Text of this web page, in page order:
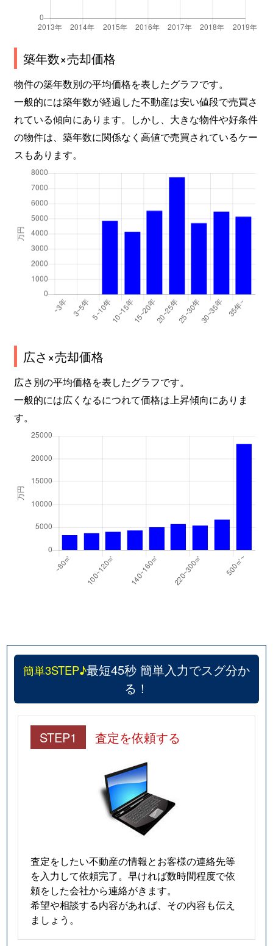
築年数×売却価格
物件の築年数別の平均価格を表したグラフです。
一般的には築年数が経過した不動産は安い値段で売買さ
れている傾向にあります。しかし、大きな物件や好条件
の物件は、築年数に関係なく高値で売買されているケー
スもあります。
広さ×売却価格
広さ別の平均価格を表したグラフです。
一般的には広くなるにつれて価格は上昇傾向にありま
す。
簡単3STEP♪最短45秒 簡単入力でスグ分か
る！
STEP1 査定を依頼する
査定をしたい不動産の情報とお客様の連絡先等
を入力して依頼完了。早ければ数時間程度で依
頼をした会社から連絡がきます。
希望や相談する内容があれば、その内容も伝え
ましょう。